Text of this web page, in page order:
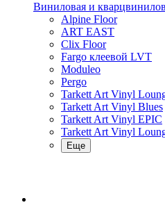
Виниловая и
Alpine Floor
ART EAST
Clix Floor
Fargo клеевой LVT
Moduleo
Pergo
Tarkett Art Vinyl
Tarkett Art Vinyl Blues
Tarkett Art Vinyl EPIC
Tarkett Art Vinyl
Еще